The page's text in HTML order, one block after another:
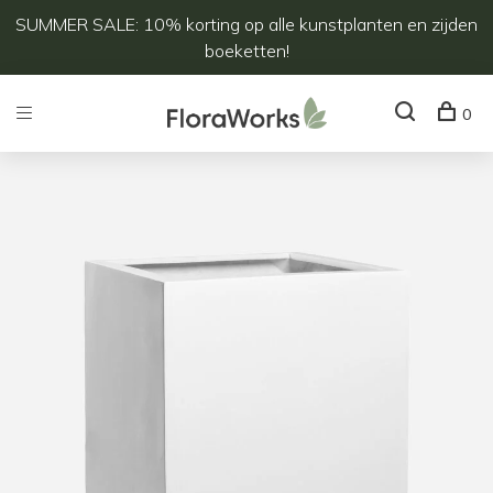
SUMMER SALE: 10% korting op alle kunstplanten en zijden
boeketten!
0